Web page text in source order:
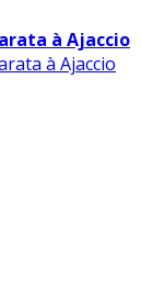
à Ajaccio